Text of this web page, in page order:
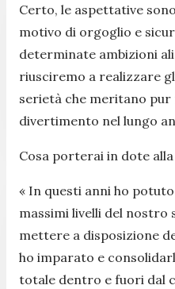
Certo, le aspettative
motivo di orgoglio e
determinate ambizioni
riusciremo a realizzare
serietà che meritano
divertimento nel lungo
Cosa porterai in dote alla
« In questi anni ho
massimi livelli del
mettere a disposizione
ho imparato e
totale dentro e fuori dal